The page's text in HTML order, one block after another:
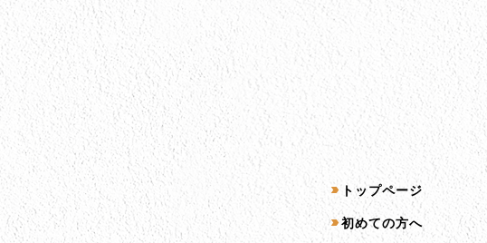
会社情報とサイトマップ
会社情報 サイトマップ
トップページ
初めての方へ